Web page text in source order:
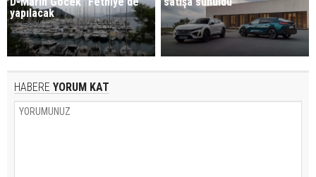
yapılacak
HABERE YORUM KAT